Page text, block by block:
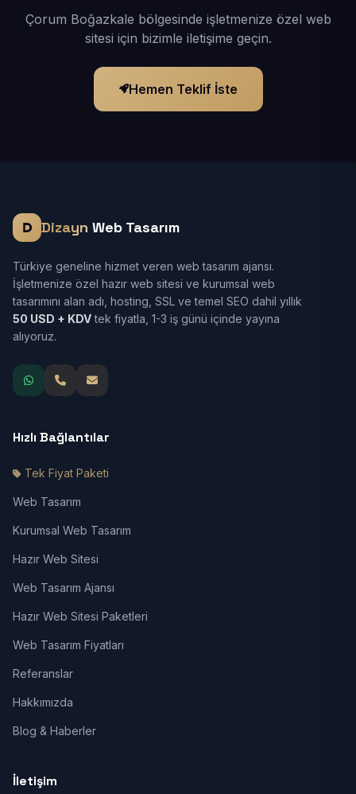
Çorum Boğazkale bölgesinde işletmenize özel web
sitesi için bizimle iletişime geçin.
Hemen Teklif İste
Dizayn Web Tasarım
Türkiye geneline hizmet veren web tasarım ajansı.
İşletmenize özel hazır web sitesi ve kurumsal web
tasarımını alan adı, hosting, SSL ve temel SEO dahil yıllık
50 USD + KDVtek fiyatla, 1-3 iş günü içinde yayına
alıyoruz.
Hızlı Bağlantılar
Tek Fiyat Paketi
Web Tasarım
Kurumsal Web Tasarım
Hazır Web Sitesi
Web Tasarım Ajansı
Hazır Web Sitesi Paketleri
Web Tasarım Fiyatları
Referanslar
Hakkımızda
Blog & Haberler
İletişim